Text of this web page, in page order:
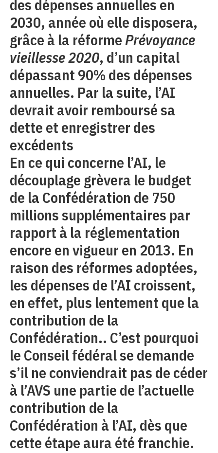
des dépenses annuelles en
2030, année où elle disposera,
grâce à la réformePrévoyance
vieillesse 2020, d’un capital
dépassant 90% des dépenses
annuelles. Par la suite, l’AI
devrait avoir remboursé sa
dette et enregistrer des
excédents
En ce qui concerne l’AI, le
découplage grèvera le budget
de la Confédération de 750
millions supplémentaires par
rapport à la réglementation
encore en vigueur en 2013. En
raison des réformes adoptées,
les dépenses de l’AI croissent,
en effet, plus lentement que la
contribution de la
Confédération.. C’est pourquoi
le Conseil fédéral se demande
s’il ne conviendrait pas de céder
à l’AVS une partie de l’actuelle
contribution de la
Confédération à l’AI, dès que
cette étape aura été franchie.